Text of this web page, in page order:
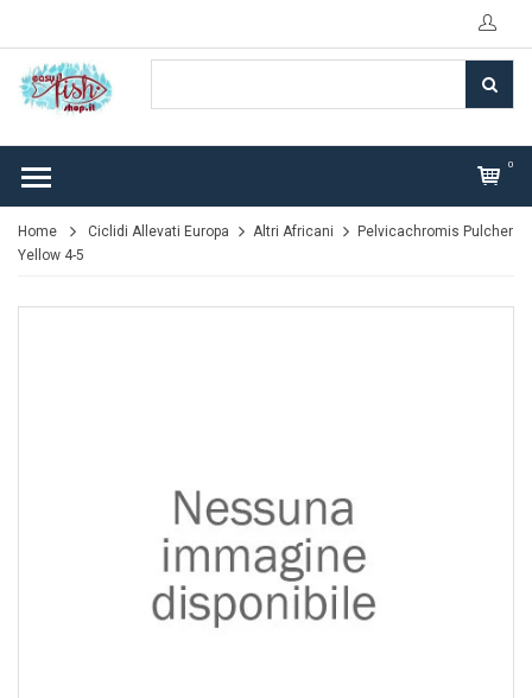
0
Home Ciclidi Allevati Europa Altri Africani
Pelvicachromis Pulcher
Yellow 4-5